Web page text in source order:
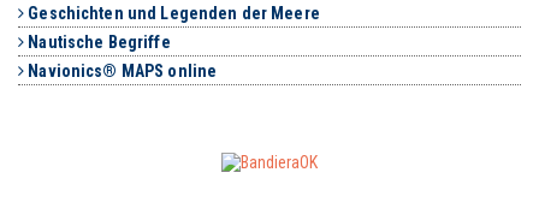
Geschichten und Legenden der Meere
Nautische Begriffe
Navionics® MAPS online